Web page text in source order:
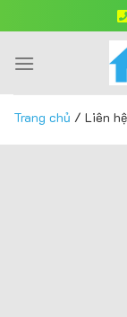
to
content
Trang chủ / Liên hệ